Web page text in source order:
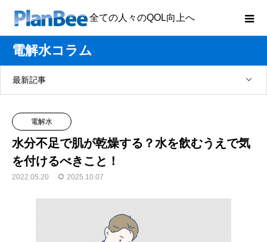
全ての人々のQOL向上へ
電解水コラム
最新記事
電解水
水分不足で肌が乾燥する？水を飲むうえで気
を付けるべきこと！
2022.05.20 2025.10.07